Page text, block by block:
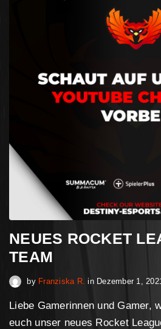
NEUES ROCKET
TEAM
by Franziska R. in Dezember 1,
Liebe Gamerinnen und Gamer,
euch unser neues Rocket